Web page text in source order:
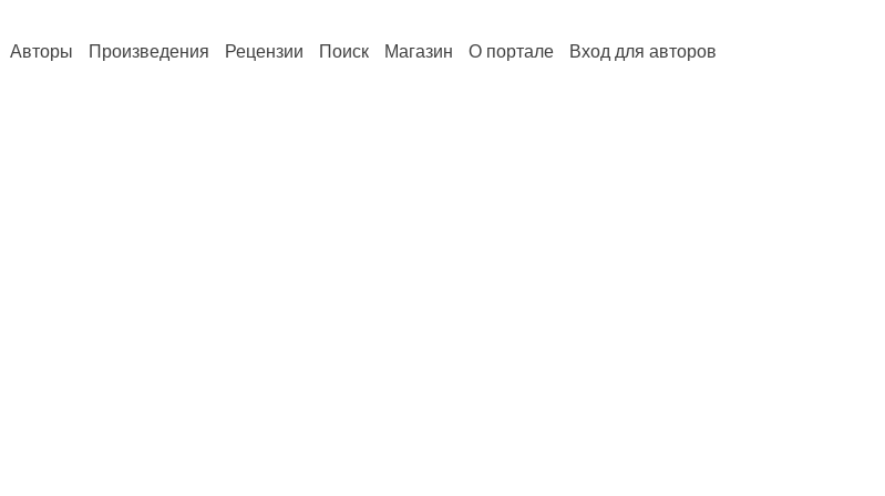
Авторы Произведения Рецензии Поиск Магазин О портале Вход для авторов